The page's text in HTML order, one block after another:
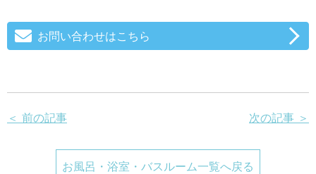
お問い合わせはこちら
＜ 前の記事 次の記事 ＞
お風呂・浴室・バスルーム一覧へ戻る